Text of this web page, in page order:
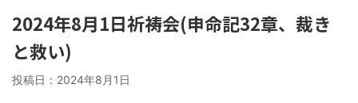
2024年8月1日祈祷会(申命記32章、裁き
と救い)
投稿日： 2024年8月1日